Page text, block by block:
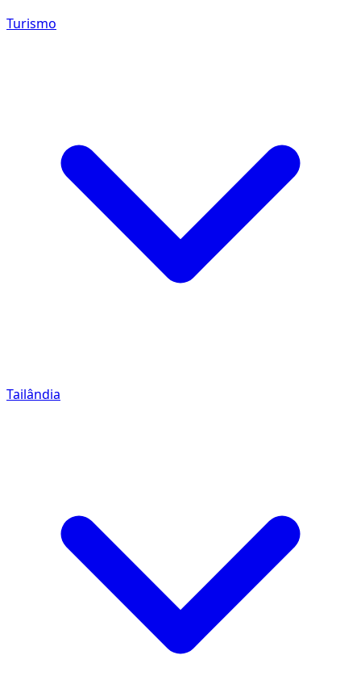
Turismo
Tailândia